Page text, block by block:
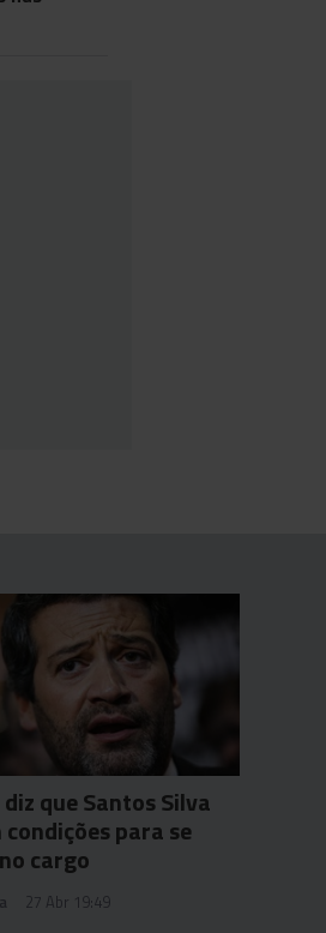
que Santos Silva
para se
cargo
27 Abr 19:49